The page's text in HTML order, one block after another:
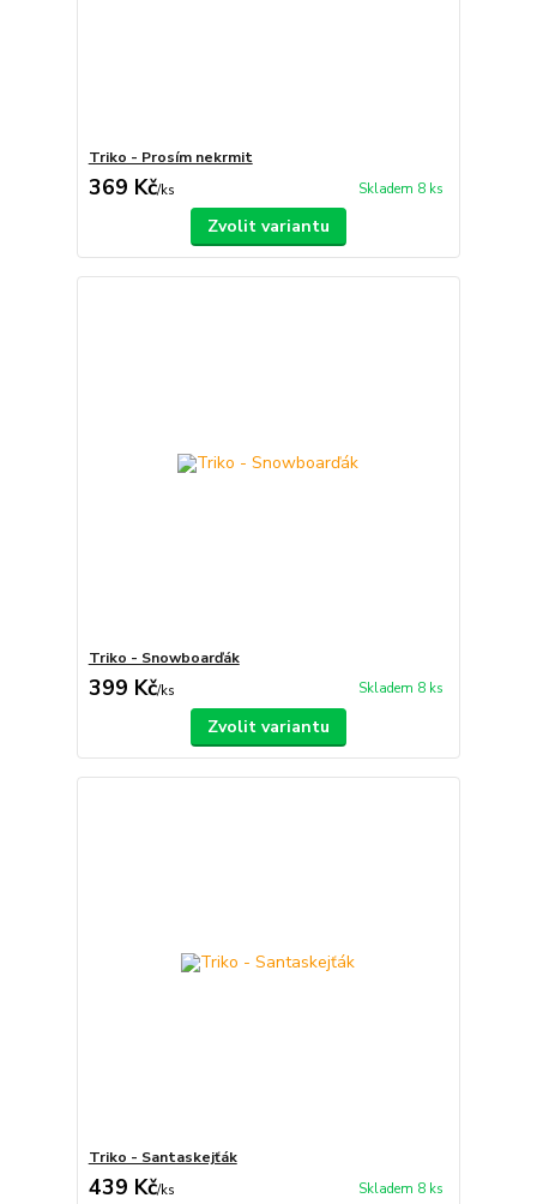
Triko - Prosím nekrmit
369 Kč/ks Skladem 8 ks
Zvolit variantu
Triko - Snowboarďák
399 Kč/ks Skladem 8 ks
Zvolit variantu
Triko - Santaskejťák
439 Kč/ks Skladem 8 ks